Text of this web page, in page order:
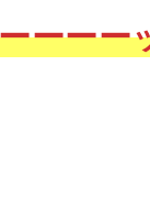
ーーー